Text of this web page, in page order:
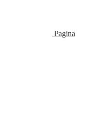
Pagina